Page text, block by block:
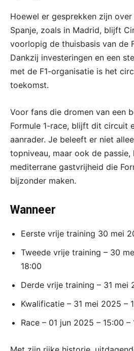
Hoewel er gesprekken zijn
Spanje, zoals in Madrid, blijft
voorlopig de thuisbasis van de
Dankzij investeringen en een
met de F1-organisatie is het
toekomst.
Voor fans die dromen van een
Formule 1-race, blijft dit circuit
aanrader. Je beleeft er niet
topniveau, maar ook de passie,
mediterrane gastvrijheid die
bijzonder maken.
Wanneer
Eerste vrije training 30 mei
Tweede vrije training – 30
18:00
Derde vrije training – 31 mei
Kwalificatie – 31 mei 2025 –
Race – 01 jun 2025 – 15:00 –